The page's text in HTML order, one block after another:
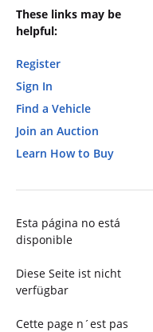
These links may be
helpful:
Register
Sign In
Find a Vehicle
Join an Auction
Learn How to Buy
Esta página no está
disponible
Diese Seite ist nicht
verfügbar
Cette page n´est pas